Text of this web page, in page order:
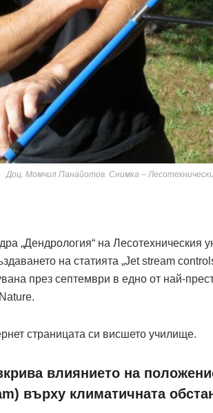
Доц. Момчил Панайотов. Снимка –
„Дендрология“ на
на статията „Jet stream
през септември в едно от най-
страницата си висшето училище.
влиянието на
върху климатичната